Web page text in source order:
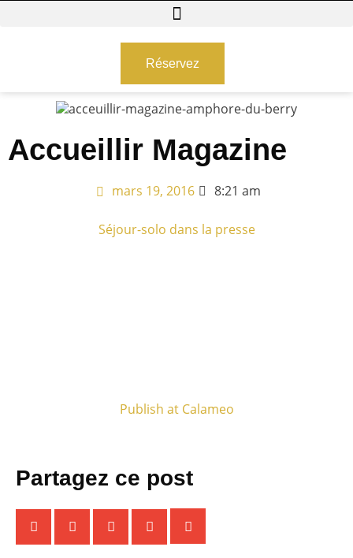
Réservez
Accueillir Magazine
mars 19, 2016 8:21 am
Séjour-solo dans la presse
Publish at Calameo
Partagez ce post